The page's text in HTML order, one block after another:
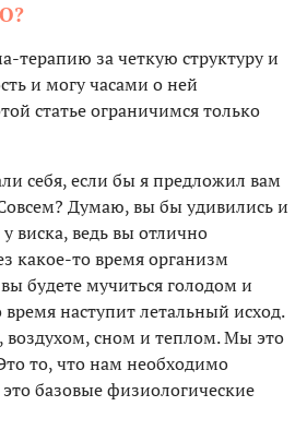
терапию за четкую структуру и
и могу часами о ней
статье ограничимся только
себя, если бы я предложил вам
Думаю, вы бы удивились и
виска, ведь вы отлично
какое-то время организм
будете мучиться голодом и
наступит летальный исход.
воздухом, сном и теплом. Мы это
то, что нам необходимо
это базовые физиологические